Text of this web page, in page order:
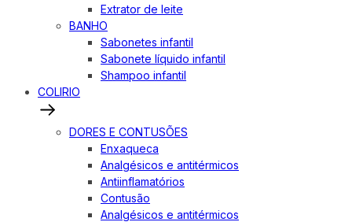
Extrator de leite
BANHO
Sabonetes infantil
Sabonete líquido infantil
Shampoo infantil
COLIRIO
DORES E CONTUSÕES
Enxaqueca
Analgésicos e antitérmicos
Antiinflamatórios
Contusão
Analgésicos e antitérmicos